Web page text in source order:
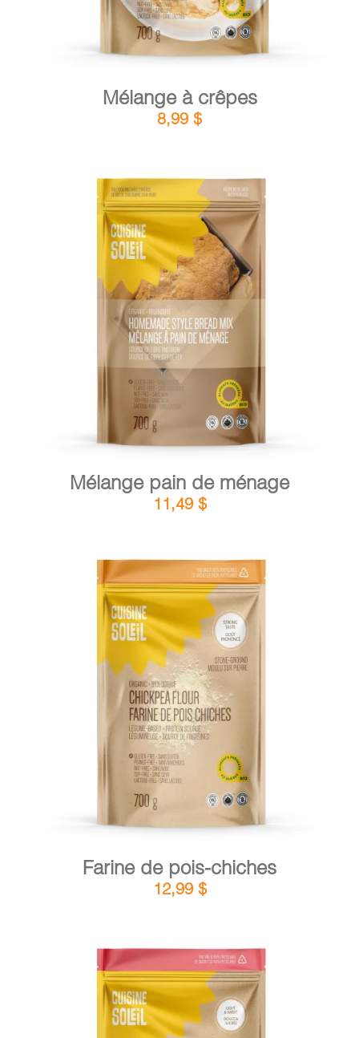
Mélange à crêpes
8,99 $
AJOUTER AU PANIER / DÉTAILS
Mélange pain de ménage
11,49 $
AJOUTER AU PANIER DÉTAILS
Farine de pois-chiches
12,99 $